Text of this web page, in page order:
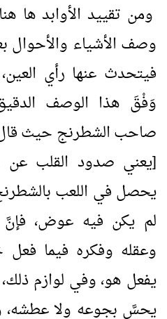
ومن تقييد الأوابد ها
وصف الأشياء والأحوال
فيتحدث عنها رأي
وَفْقَ هذا الوصف
صاحب الشطرنج حيث
[يعني صدود القلب عن
يحصل في اللعب
لم يكن فيه عوض،
وعقله وفكره فيما
يفعل هو، وفي لوازم
يحسَّ بجوعه ولا عطشه،